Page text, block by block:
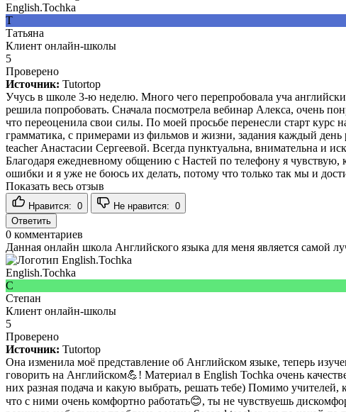
English.Tochka
Т
Татьяна
Клиент онлайн-школы
5
Проверено
Источник: Tutortop
Учусь в школе 3-ю неделю. Много чего перепробовала уча
решила попробовать. Сначала посмотрела вебинар Алекса, очень
что переоценила свои силы. По моей просьбе перенесли старт
грамматика, с примерами из фильмов и жизни, задания каждый день
teacher Анастасии Сергеевой. Всегда пунктуальна, внимательна и
Благодаря ежедневному общению с Настей по телефону я чувствую,
ошибки и я уже не боюсь их делать, потому что только так мы и
Показать весь отзыв
Нравится: 0 Не нравится: 0
Ответить
0 комментариев
Данная онлайн школа Английского языка для меня является самой
English.Tochka
С
Степан
Клиент онлайн-школы
5
Проверено
Источник: Tutortop
Она изменила моё представление об Английском языке, теперь
говорить на Английском💪! Материал в English Tochka очень
них разная подача и какую выбрать, решать тебе) Помимо учителей,
что с ними очень комфортно работать😊, ты не чувствуешь